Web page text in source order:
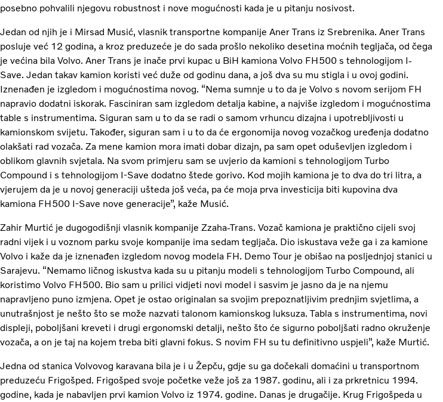
posebno pohvalili njegovu robustnost i nove mogućnosti kada je u pitanju nosivost.
Jedan od njih je i Mirsad Musić, vlasnik transportne kompanije Aner Trans iz Srebrenika. Aner Trans
posluje već 12 godina, a kroz preduzeće je do sada prošlo nekoliko desetina moćnih tegljača, od čega
je većina bila Volvo. Aner Trans je inače prvi kupac u BiH kamiona Volvo FH500 s tehnologijom I-
Save. Jedan takav kamion koristi već duže od godinu dana, a još dva su mu stigla i u ovoj godini.
Iznenađen je izgledom i mogućnostima novog. “Nema sumnje u to da je Volvo s novom serijom FH
napravio dodatni iskorak. Fasciniran sam izgledom detalja kabine, a najviše izgledom i mogućnostima
table s instrumentima. Siguran sam u to da se radi o samom vrhuncu dizajna i upotrebljivosti u
kamionskom svijetu. Također, siguran sam i u to da će ergonomija novog vozačkog uređenja dodatno
olakšati rad vozača. Za mene kamion mora imati dobar dizajn, pa sam opet oduševljen izgledom i
oblikom glavnih svjetala. Na svom primjeru sam se uvjerio da kamioni s tehnologijom Turbo
Compound i s tehnologijom I-Save dodatno štede gorivo. Kod mojih kamiona je to dva do tri litra, a
vjerujem da je u novoj generaciji ušteda još veća, pa će moja prva investicija biti kupovina dva
kamiona FH500 I-Save nove generacije”, kaže Musić.
Zahir Murtić je dugogodišnji vlasnik kompanije Zzaha-Trans. Vozač kamiona je praktično cijeli svoj
radni vijek i u voznom parku svoje kompanije ima sedam tegljača. Dio iskustava veže ga i za kamione
Volvo i kaže da je iznenađen izgledom novog modela FH. Demo Tour je obišao na posljednjoj stanici u
Sarajevu. “Nemamo ličnog iskustva kada su u pitanju modeli s tehnologijom Turbo Compound, ali
koristimo Volvo FH500. Bio sam u prilici vidjeti novi model i sasvim je jasno da je na njemu
napravljeno puno izmjena. Opet je ostao originalan sa svojim prepoznatljivim prednjim svjetlima, a
unutrašnjost je nešto što se može nazvati talonom kamionskog luksuza. Tabla s instrumentima, novi
displeji, poboljšani kreveti i drugi ergonomski detalji, nešto što će sigurno poboljšati radno okruženje
vozača, a on je taj na kojem treba biti glavni fokus. S novim FH su tu definitivno uspjeli”, kaže Murtić.
Jedna od stanica Volvovog karavana bila je i u Žepču, gdje su ga dočekali domaćini u transportnom
preduzeću Frigošped. Frigošped svoje početke veže još za 1987. godinu, ali i za prkretnicu 1994.
godine, kada je nabavljen prvi kamion Volvo iz 1974. godine. Danas je drugačije. Krug Frigošpeda u